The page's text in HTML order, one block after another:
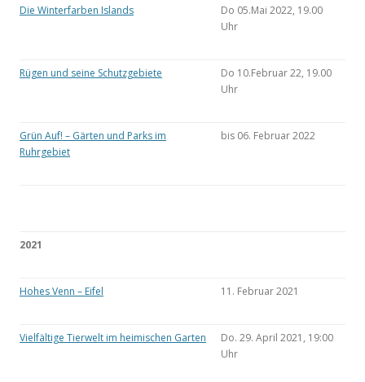
Die Winterfarben Islands
Do 05.Mai 2022, 19.00
Uhr
Rügen und seine Schutzgebiete
Do 10.Februar 22, 19.00
Uhr
Grün Auf! – Gärten und Parks im
Ruhrgebiet
bis 06. Februar 2022
2021
Hohes Venn – Eifel 11. Februar 2021
Vielfältige Tierwelt im heimischen Garten
Do. 29. April 2021, 19:00
Uhr